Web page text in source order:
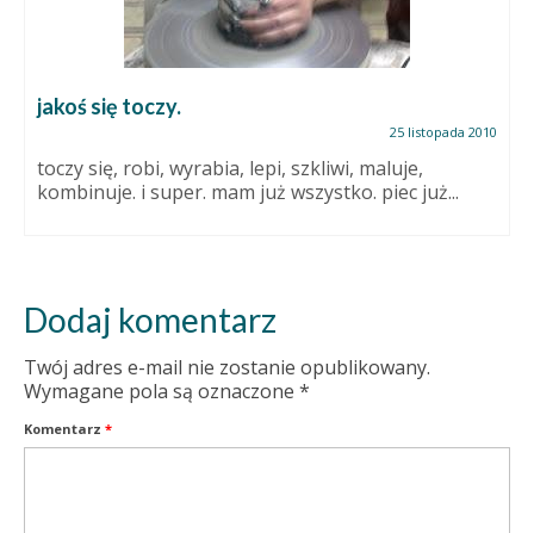
jakoś się toczy.
25 listopada 2010
toczy się, robi, wyrabia, lepi, szkliwi, maluje,
kombinuje. i super. mam już wszystko. piec już...
Dodaj komentarz
Twój adres e-mail nie zostanie opublikowany.
Wymagane pola są oznaczone *
Komentarz *